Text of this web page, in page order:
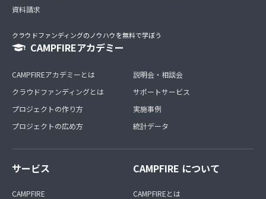
資料請求
クラウドファンディングのノウハウを無料で学ぼう
CAMPFIREアカデミー
CAMPFIREアカデミーとは
クラウドファンディングとは
プロジェクトの作り方
プロジェクトの広め方
説明会・相談会
サポートサービス
実施事例
統計データ
サービス
CAMPFIRE
CAMPFIRE について
CAMPFIREとは